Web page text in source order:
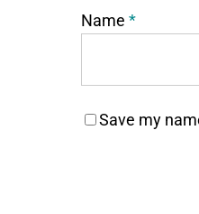
Name *
Save my